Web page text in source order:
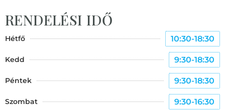
RENDELÉSI IDŐ
Hétfő 10:30-18:30
Kedd 9:30-18:30
Péntek 9:30-18:30
Szombat 9:30-16:30